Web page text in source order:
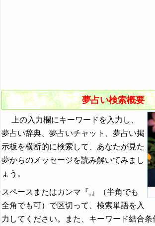
夢占い検索概要
上の入力欄にキーワードを入力し、
夢占い辞典、夢占いチャット、夢占い掲
示板を横断的に検索して、あなたが見た
夢からのメッセージを読み解いてみまし
ょう。
スペースまたはカンマ『,』（半角でも
全角でも可）で区切って、検索単語を入
力してください。また、キーワード結合